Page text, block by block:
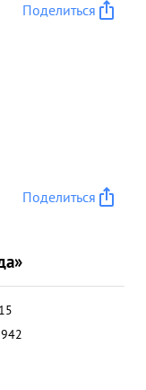
Поделиться
Поделиться